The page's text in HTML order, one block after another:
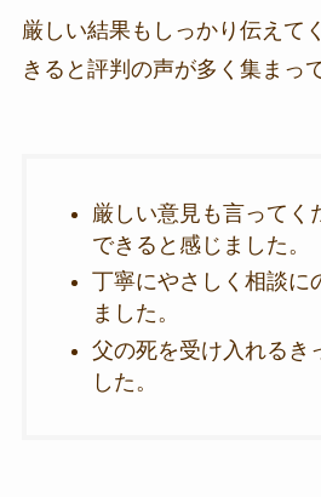
厳しい結果もしっかり伝えて
きると評判の声が多く集まっ
厳しい意見も言ってく
できると感じました。
丁寧にやさしく相談に
ました。
父の死を受け入れるき
した。